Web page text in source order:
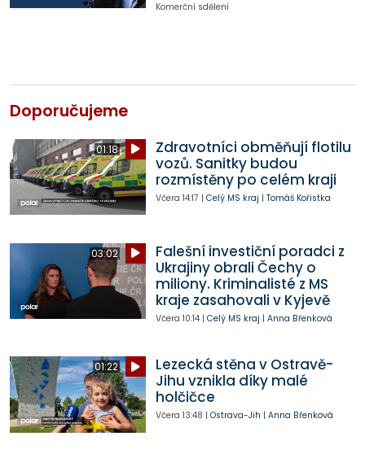
Komerční sdělení
Doporučujeme
01:18
Zdravotníci obměňují flotilu
vozů. Sanitky budou
rozmístěny po celém kraji
Včera 14:17 | Celý MS kraj | Tomáš Kořistka
03:02
Falešní investiční poradci z
Ukrajiny obrali Čechy o
miliony. Kriminalisté z MS
kraje zasahovali v Kyjevě
Včera 10:14| Celý MS kraj | Anna Břenková
01:22
Lezecká stěna v Ostravě-
Jihu vznikla díky malé
holčičce
Včera 13:48 | Ostrava-Jih | Anna Břenková